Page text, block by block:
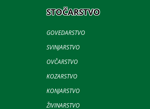
STOČARSTVO
GOVEDARSTVO
SVINJARSTVO
OVČARSTVO
KOZARSTVO
KONJARSTVO
ŽIVINARSTVO